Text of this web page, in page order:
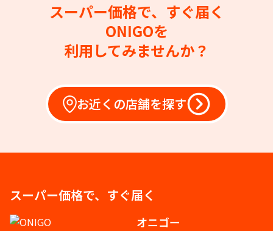
スーパー価格で、すぐ届く
ONIGOを
利用してみませんか？
お近くの店舗を探す
スーパー価格で、すぐ届く
オニゴー